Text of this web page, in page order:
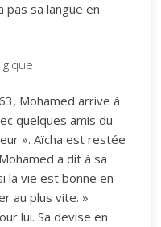
pas sa langue en
Mohamed arrive à
quelques amis du
». Aïcha est restée
a dit à sa
la vie est bonne en
au plus vite. »
lui. Sa devise en